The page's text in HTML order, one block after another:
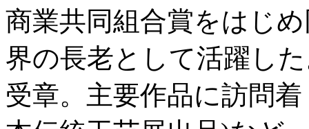
商業共同組合賞をはじ
界の長老として活躍し
受章。主要作品に訪問